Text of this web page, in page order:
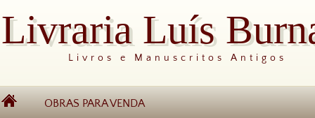
Livraria Luís
Livros e Manuscritos Antigos
OBRAS PARA VENDA